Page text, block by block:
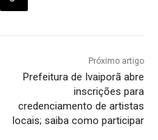
Próximo artigo
Prefeitura de Ivaiporã abre
inscrições para
credenciamento de artistas
locais; saiba como participar